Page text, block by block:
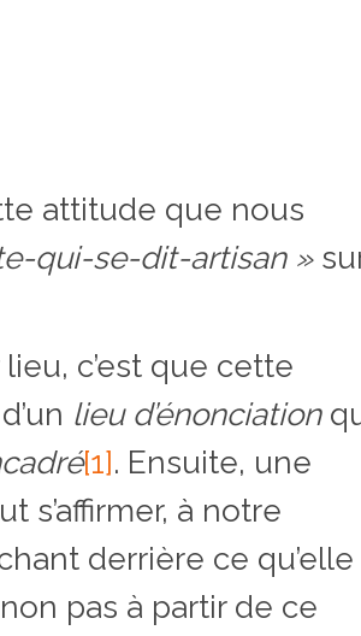
attitude que nous
qui-se-dit-artisan »
c’est que cette
lieu d’énonciation
[1]. Ensuite, une
s’affirmer, à notre
derrière ce qu’elle
pas à partir de ce